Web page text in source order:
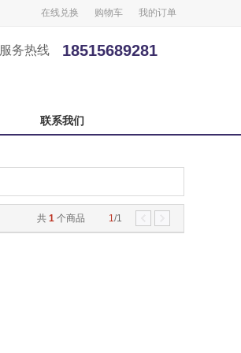
在线兑换 购物车 我的订单
服务热线 18515689281
联系我们
严选自选卡 1/1
共 1 个商品